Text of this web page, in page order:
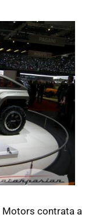
Motors contrata a